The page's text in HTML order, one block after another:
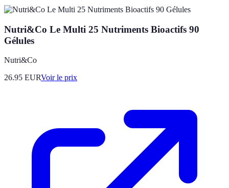
Nutri&Co Le Multi 25 Nutriments Bioactifs 90
Gélules
Nutri&Co
26.95 EURVoir le prix